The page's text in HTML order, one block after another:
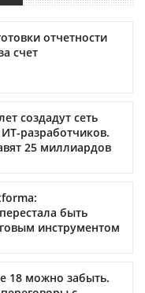
отчетности
счет
создадут сеть
разработчиков.
25 миллиардов
быть
инструментом
18 можно забыть.